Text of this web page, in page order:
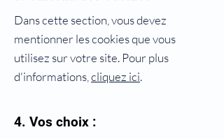
Dans cette section, vous devez
mentionner les cookies que vous
utilisez sur votre site. Pour plus
d'informations, cliquez ici.
4. Vos choix :